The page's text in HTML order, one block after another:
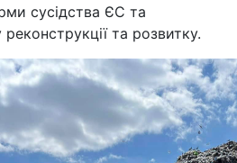
сусідства ЄС та
та розвитку.